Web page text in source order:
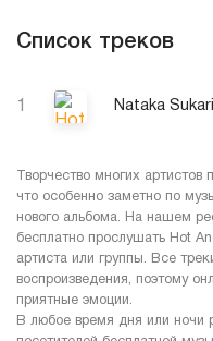
Список треков
1 Nataka Sukari
Творчество многих
что особенно заметно по
нового альбома. На нашем
бесплатно прослушать Hot
артиста или группы. Все
воспроизведения, поэтому
приятные эмоции.
В любое время дня или ночи